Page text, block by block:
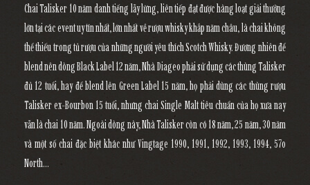
Chai Talisker 10 năm danh tiếng lẫy lừng, liên tiếp đạt được hàng loạt giải thưởng
lớn tại các event uy tín nhất, lớn nhất về rượu whisky khắp năm châu, là chai không
thể thiếu trong tủ rượu của những người yêu thích Scotch Whisky. Đương nhiên để
blend nên dòng Black Label 12 năm, Nhà Diageo phải sử dụng các thùng Talisker
đủ 12 tuổi, hay để blend lên Green Label 15 năm, họ phải dùng các thùng rượu
Talisker ex-Bourbon 15 tuổi, nhưng chai Single Malt tiêu chuẩn của họ xưa nay
vẫn là chai 10 năm. Ngoài dòng này, Nhà Talisker còn có 18 năm, 25 năm, 30 năm
và một số chai đặc biệt khác như Vingtage 1990, 1991, 1992, 1993, 1994, 57o
North…